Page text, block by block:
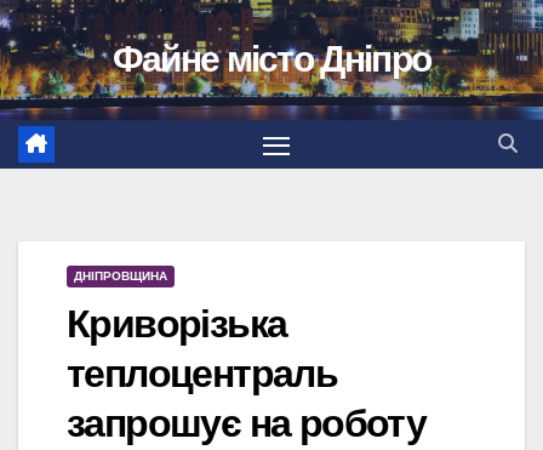
Перейти
до
вмісту
Файне місто Дніпро
ДНІПРОВЩИНА
Криворізька
теплоцентраль
запрошує на роботу